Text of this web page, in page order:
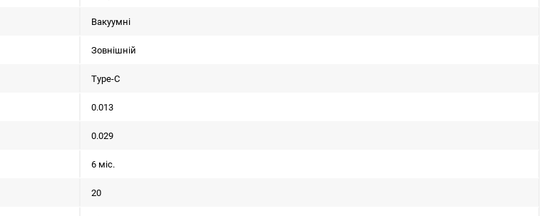
Вакуумні
Зовнішній
Type-C
0.013
0.029
6 міс.
20